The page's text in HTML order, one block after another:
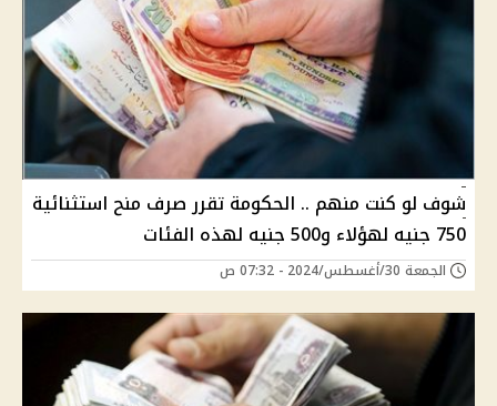
شوف لو كنت منهم .. الحكومة تقرر صرف منح استثنائية
750 جنيه لهؤلاء و500 جنيه لهذه الفئات
الجمعة 30/أغسطس/2024 - 07:32 ص